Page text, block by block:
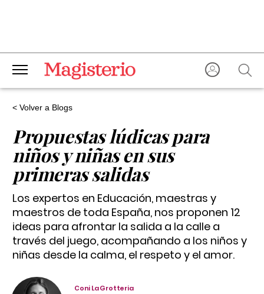
< Volver a Blogs
Propuestas lúdicas para
niños y niñas en sus
primeras salidas
Los expertos en Educación, maestras y
maestros de toda España, nos proponen 12
ideas para afrontar la salida a la calle a
través del juego, acompañando a los niños y
niñas desde la calma, el respeto y el amor.
Coni La Grotteria